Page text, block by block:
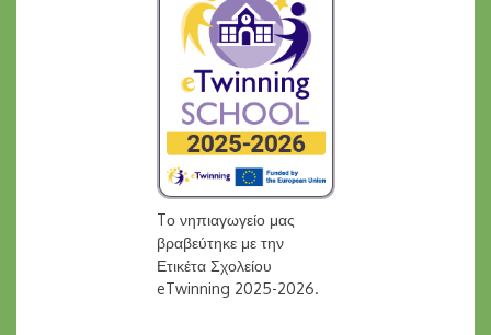
Tο νηπιαγωγείο μας
βραβεύτηκε με την
Ετικέτα Σχολείου
eTwinning 2025-2026.